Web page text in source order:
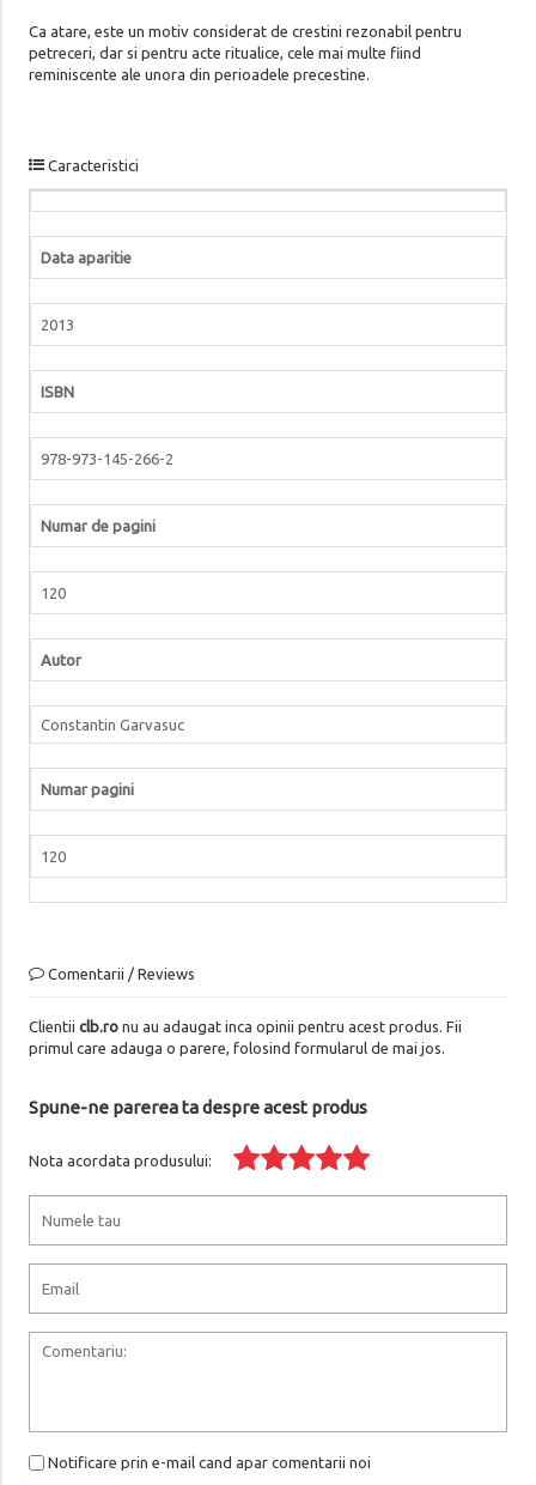
Ca atare, este un motiv considerat de crestini rezonabil pentru
petreceri, dar si pentru acte ritualice, cele mai multe fiind
reminiscente ale unora din perioadele precestine.
Caracteristici
Data aparitie
2013
ISBN
978-973-145-266-2
Numar de pagini
120
Autor
Constantin Garvasuc
Numar pagini
120
Comentarii / Reviews
Clientii clb.ronu au adaugat inca opinii pentru acest produs. Fii
primul care adauga o parere, folosind formularul de mai jos.
Spune-ne parerea ta despre acest produs
Nota acordata produsului:
Notificare prin e-mail cand apar comentarii noi